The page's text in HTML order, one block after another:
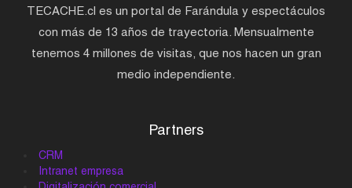
TECACHE.cl es un portal de Farándula y espectáculos
con más de 13 años de trayectoria. Mensualmente
tenemos 4 millones de visitas, que nos hacen un gran
medio independiente.
Partners
CRM
Intranet empresa